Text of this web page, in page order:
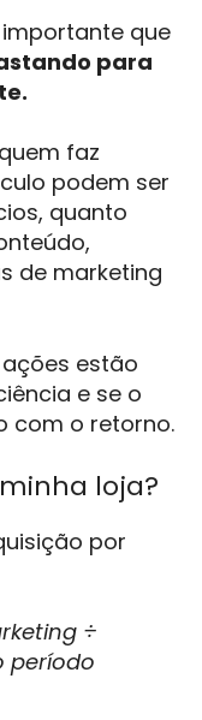
que
para
faz
podem ser
quanto
de marketing
estão
e se o
com o retorno.
loja?
por
÷
período